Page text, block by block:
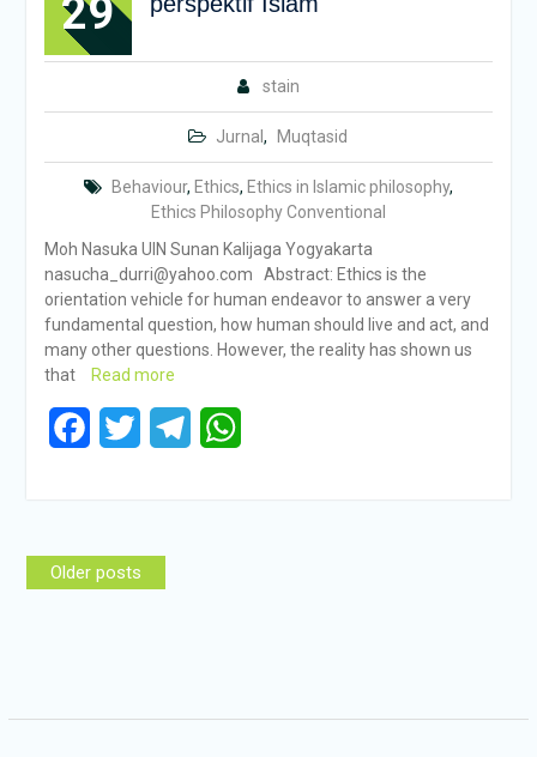
29
stain
Jurnal, Muqtasid
Behaviour, Ethics, Ethics in Islamic philosophy,
Ethics Philosophy Conventional
Moh Nasuka UIN Sunan Kalijaga Yogyakarta
nasucha_durri@yahoo.com Abstract: Ethics is the
orientation vehicle for human endeavor to answer a very
fundamental question, how human should live and act, and
many other questions. However, the reality has shown us
that
Read more
Facebook
Twitter Telegram
Posts
navigation
Older posts